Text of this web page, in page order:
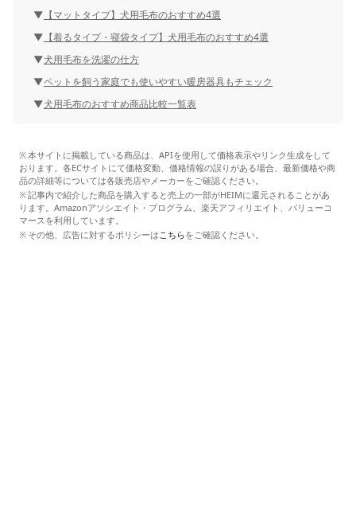
【マットタイプ】犬用毛布のおすすめ4選
【着るタイプ・寝袋タイプ】犬用毛布のおすすめ4選
犬用毛布を洗濯の仕方
ペットを飼う家庭でも使いやすい暖房器具もチェック
犬用毛布のおすすめ商品比較一覧表
本サイトに掲載している商品は、APIを使用して価格表示やリンク生成をして
おります。各ECサイトにて価格変動、価格情報の誤りがある場合、最新価格や商
品の詳細等については各販売店やメーカーをご確認ください。
記事内で紹介した商品を購入すると売上の一部がHEIMに還元されることがあ
ります。Amazonアソシエイト・プログラム、楽天アフィリエイト、バリューコ
マースを利用しています。
その他、広告に対するポリシーはこちらをご確認ください。